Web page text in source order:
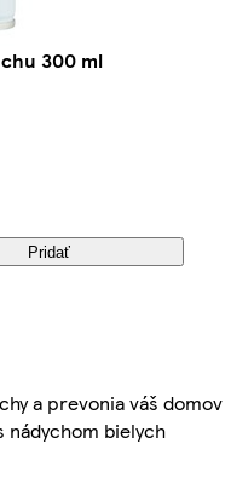
300 ml
Pridať
a prevonia váš domov
bielych